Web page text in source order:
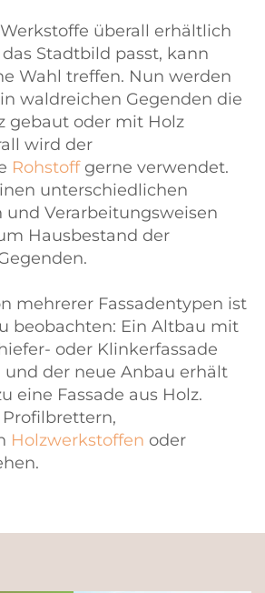
überall erhältlich
Stadtbild passt, kann
Wahl treffen. Nun werden
waldreichen Gegenden die
gebaut oder mit Holz
wird der
Rohstoffgerne verwendet.
unterschiedlichen
und Verarbeitungsweisen
Hausbestand der
mehrerer Fassadentypen ist
beobachten: Ein Altbau mit
oder Klinkerfassade
der neue Anbau erhält
eine Fassade aus Holz.
Holzwerkstoffen oder